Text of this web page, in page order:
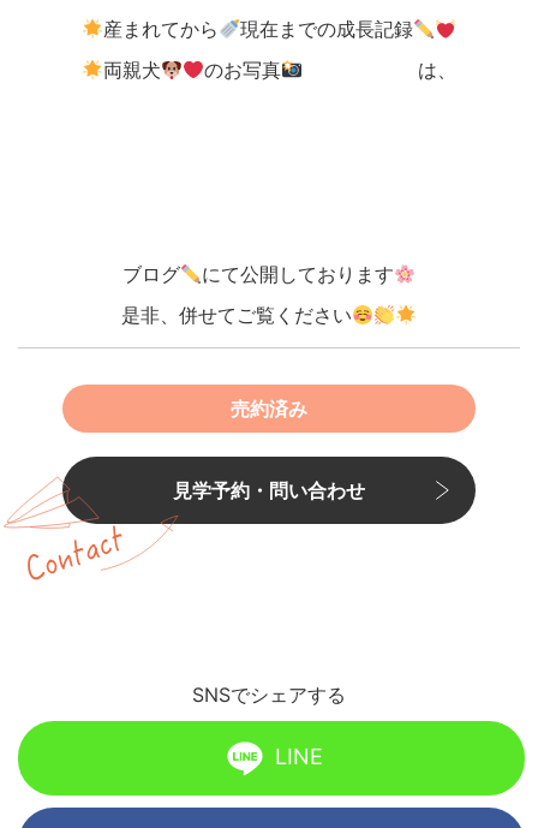
産まれてから
現在までの成長記録
両親犬
のお写真 は、
ブログ
にて公開しております
是非、併せてご覧ください
売約済み
見学予約・問い合わせ
SNSでシェアする
LINE